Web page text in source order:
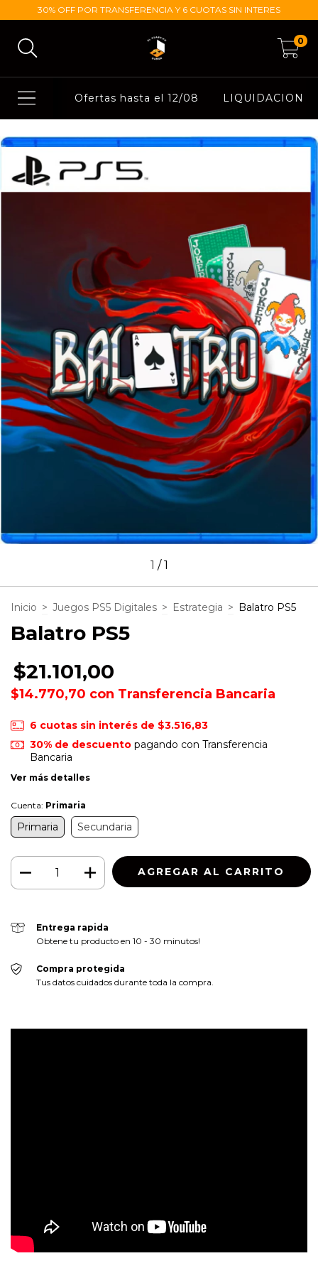
30% OFF POR TRANSFERENCIA Y 6 CUOTAS SIN INTERES
0
Ofertas hasta el 12/08 LIQUIDACION
1 /1
Inicio > Juegos PS5 Digitales > Estrategia > Balatro PS5
Balatro PS5
$21.101,00
$14.770,70 con Transferencia Bancaria
6 cuotas sin interés de $3.516,83
30% de descuentopagando con Transferencia
Bancaria
Ver más detalles
Cuenta: Primaria
Primaria Secundaria
Entrega rapida
Obtene tu producto en 10 - 30 minutos!
Compra protegida
Tus datos cuidados durante toda la compra.